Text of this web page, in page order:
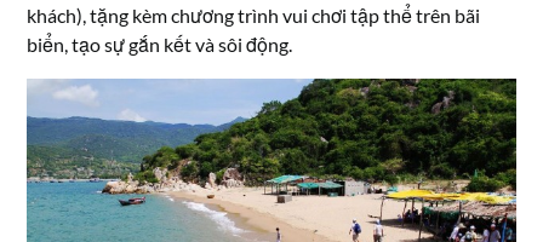
khách), tặng kèm chương trình vui chơi tập thể trên bãi
biển, tạo sự gắn kết và sôi động.